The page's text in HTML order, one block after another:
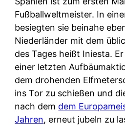
Fußballweltmeister. In
besiegten sie beinahe
Niederländer mit dem
des Tages heißt Iniesta.
einer letzten
dem drohenden
ins Tor zu schießen und
nach dem dem
Jahren, erneut jubeln zu